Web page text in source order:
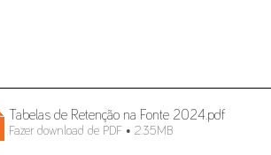
Tabelas de Retenção na Fonte 2024 .pdf
Fazer download de PDF • 2.35MB